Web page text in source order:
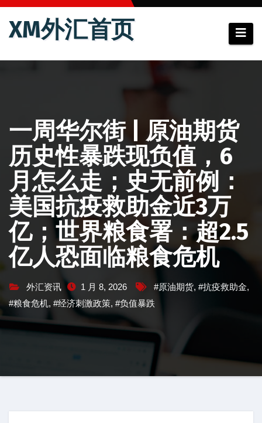
跳
XM外汇首页
一周华尔街 | 原油期货
历史性暴跌现负值，6
月怎么走；史无前例：
美国抗疫救助金近3万
亿；世界粮食署：超2.5
亿人恐面临粮食危机
外汇资讯 1 月 8, 2026 #原油期货, #抗疫救助金,
#粮食危机, #经济刺激政策, #负值暴跌